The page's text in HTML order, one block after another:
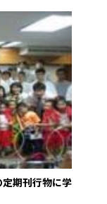
定期刊行物に学